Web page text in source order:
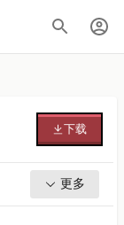
下载
更多